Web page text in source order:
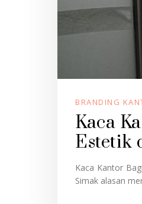
BRANDING
Kaca
Estetik
Kaca Kantor
Simak alasan